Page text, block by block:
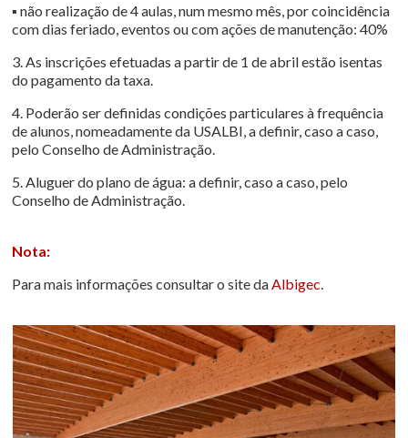
▪ não realização de 4 aulas, num mesmo mês, por coincidência
com dias feriado, eventos ou com ações de manutenção: 40%
3. As inscrições efetuadas a partir de 1 de abril estão isentas
do pagamento da taxa.
4. Poderão ser definidas condições particulares à frequência
de alunos, nomeadamente da USALBI, a definir, caso a caso,
pelo Conselho de Administração.
5. Aluguer do plano de água: a definir, caso a caso, pelo
Conselho de Administração.
Nota:
Para mais informações consultar o site da Albigec